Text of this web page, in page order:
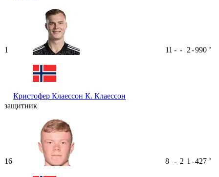
1
Кристофер Клаессон К. Клаессон
11 - - 2-990 ʼ
защитник
16 8 - 2 1 -427 ʼ